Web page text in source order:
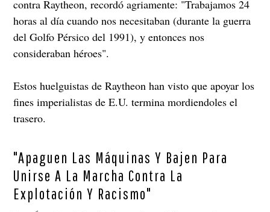
contra Raytheon, recordó agriamente: "Trabajamos 24
horas al día cuando nos necesitaban (durante la guerra
del Golfo Pérsico del 1991), y entonces nos
consideraban héroes".
Estos huelguistas de Raytheon han visto que apoyar los
fines imperialistas de E.U. termina mordiendoles el
trasero.
"Apaguen Las Máquinas Y Bajen Para
Unirse A La Marcha Contra La
Explotación Y Racismo"